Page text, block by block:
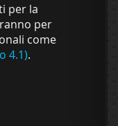
per la
per
come
4.1).